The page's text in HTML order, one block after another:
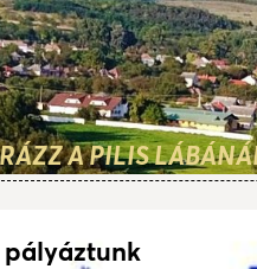
A PILIS
pályáztunk